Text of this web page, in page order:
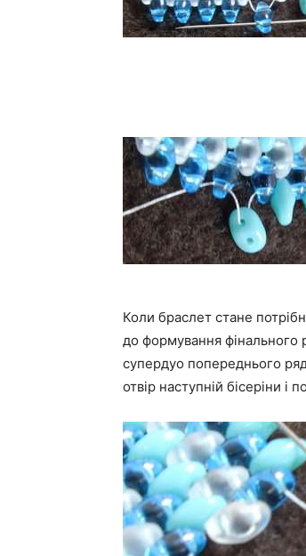
Коли браслет стане
до формування фінального
супердуо попереднього
отвір наступній бісеріни і